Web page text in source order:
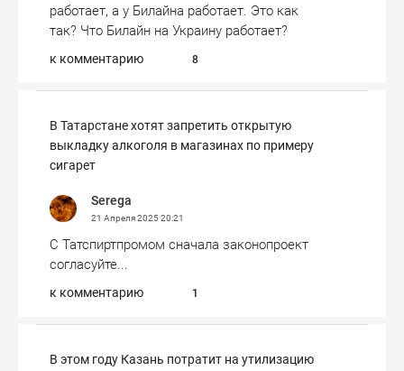
работает, а у Билайна работает. Это как
так? Что Билайн на Украину работает?
к комментарию 8
В Татарстане хотят запретить открытую
выкладку алкоголя в магазинах по примеру
сигарет
Serega
21 Апреля 202520:21
С Татспиртпромом сначала законопроект
согласуйте...
к комментарию 1
В этом году Казань потратит на утилизацию